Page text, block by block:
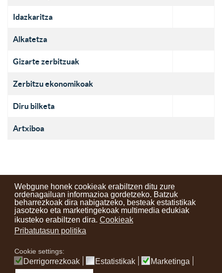
Webgune honek cookieak erabiltzen ditu zure
ordenagailuan informazioa gordetzeko. Batzuk
beharrezkoak dira nabigatzeko, besteak estatistikak
jasotzeko eta marketingekoak multimedia edukiak
ikusteko erabiltzen dira. Cookieak
Pribatutasun politika
Cookie settings:
Derrigorrezkoak Estatistikak Marketinga
Idazkaritza
Alkatetza
Gizarte zerbitzuak
Zerbitzu ekonomikoak
Diru bilketa
Artxiboa
Kontaktuak Erabilera baldintzak Lege oharra
Berriak
Zure iritzia